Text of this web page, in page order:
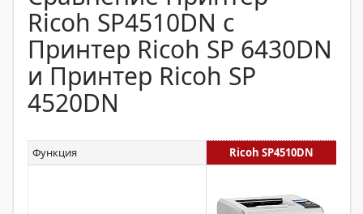
Ricoh SP4510DN с
Принтер Ricoh SP 6430DN
и Принтер Ricoh SP
4520DN
Функция Ricoh SP4510DN